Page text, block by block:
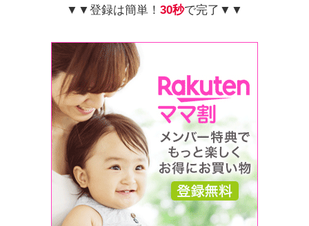
▼▼登録は簡単！ 30秒で完了▼▼